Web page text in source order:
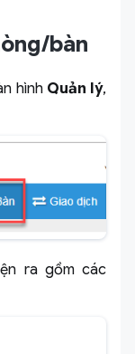
bàn
hình Quản lý,
ra gồm các